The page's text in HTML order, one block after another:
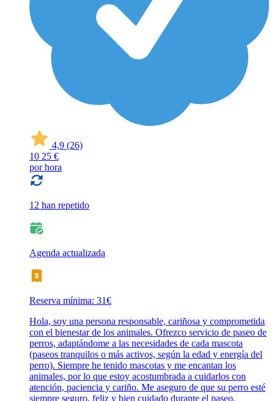
4,9 (26)
10 25 €
por hora
12 han repetido
Agenda actualizada
Reserva mínima: 31€
Hola, soy una persona responsable, cariñosa y comprometida
con el bienestar de los animales. Ofrezco servicio de paseo de
perros, adaptándome a las necesidades de cada mascota
(paseos tranquilos o más activos, según la edad y energía del
perro). Siempre he tenido mascotas y me encantan los
animales, por lo que estoy acostumbrada a cuidarlos con
atención, paciencia y cariño. Me aseguro de que su perro esté
siempre seguro, feliz y bien cuidado durante el paseo.